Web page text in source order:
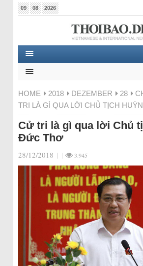
09 08 2026
HOME 2018 DEZEMBER 28
TRI LÀ GÌ QUA LỜI CHỦ TỊCH
Cử tri là gì qua lời Chủ
Đức Thơ
28/12/2018 | | 3.945